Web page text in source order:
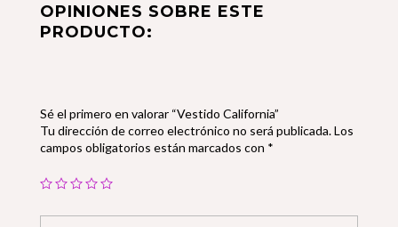
OPINIONES SOBRE ESTE
PRODUCTO:
Sé el primero en valorar “Vestido California”
Tu dirección de correo electrónico no será publicada.Los
campos obligatorios están marcados con *